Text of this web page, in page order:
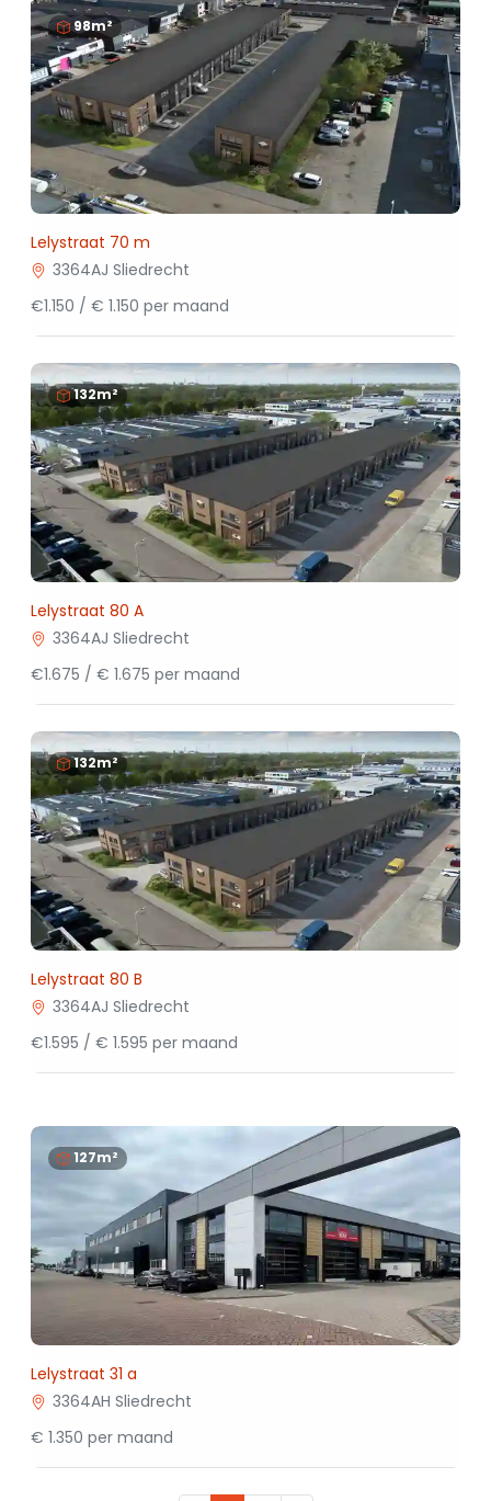
98m²
Lelystraat 70 m
3364AJ Sliedrecht
€1.150 / € 1.150 per maand
132m²
Lelystraat 80 A
3364AJ Sliedrecht
€1.675 / € 1.675 per maand
132m²
Lelystraat 80 B
3364AJ Sliedrecht
€1.595 / € 1.595 per maand
127m²
Lelystraat 31 a
3364AH Sliedrecht
€ 1.350 per maand